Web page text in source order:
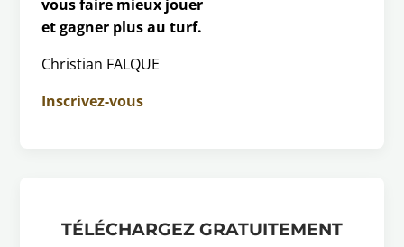
vous faire mieux jouer
et gagner plus au turf.
Christian FALQUE
Inscrivez-vous
TÉLÉCHARGEZ GRATUITEMENT